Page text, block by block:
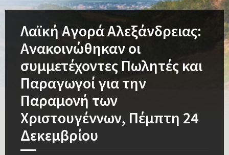
Λαϊκή Αγορά Αλεξάνδρειας:
Ανακοινώθηκαν οι
συμμετέχοντες Πωλητές και
Παραγωγοί για την
Παραμονή των
Χριστουγέννων, Πέμπτη 24
Δεκεμβρίου